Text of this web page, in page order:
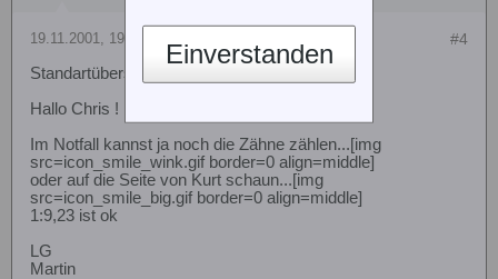
#4
19.11.2001, 19:34
Standartübersetzung beim Mille ?
Hallo Chris !
Im Notfall kannst ja noch die Zähne zählen...[img
src=icon_smile_wink.gif border=0 align=middle]
oder auf die Seite von Kurt schaun...[img
src=icon_smile_big.gif border=0 align=middle]
1:9,23 ist ok
LG
Martin
Einverstanden